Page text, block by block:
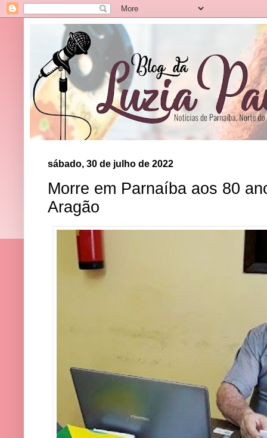
sábado, 30 de julho de 2022
Morre em Parnaíba aos 80
Aragão